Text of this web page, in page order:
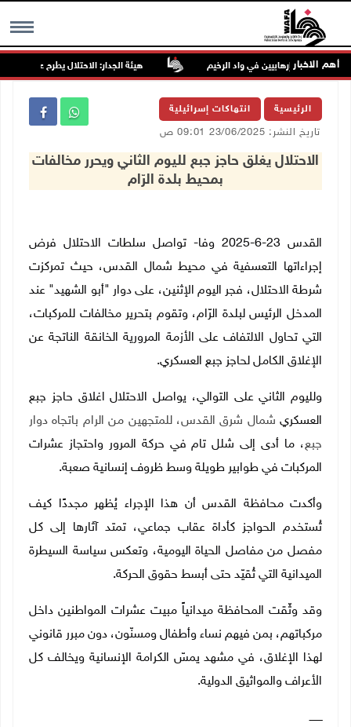
MENU أهم الاخبار هيئة الجدار: الاحتلال يطرح عطاءً لبناء 627 وحدة استعمارية جديدة على أراضي محافظة رام الله والبيرة
الرئيسية انتهاكات إسرائيلية
تاريخ النشر: 23/06/2025 09:01 ص
الاحتلال يغلق حاجز جبع لليوم الثاني ويحرر مخالفات
بمحيط بلدة الرّام
القدس 23-6-2025 وفا- تواصل سلطات الاحتلال فرض
إجراءاتها التعسفية في محيط شمال القدس، حيث تمركزت
شرطة الاحتلال، فجر اليوم الإثنين، على دوار "أبو الشهيد" عند
المدخل الرئيس لبلدة الرّام، وتقوم بتحرير مخالفات للمركبات،
التي تحاول الالتفاف على الأزمة المرورية الخانقة الناتجة عن
الإغلاق الكامل لحاجز جبع العسكري.
ولليوم الثاني على التوالي، يواصل الاحتلال اغلاق حاجز جبع
العسكري شمال شرق القدس، للمتجهين من الرام باتجاه دوار
جبع، ما أدى إلى شلل تام في حركة المرور واحتجاز عشرات
المركبات في طوابير طويلة وسط ظروف إنسانية صعبة.
وأكدت محافظة القدس أن هذا الإجراء يُظهر مجددًا كيف
تُستخدم الحواجز كأداة عقاب جماعي، تمتد آثارها إلى كل
مفصل من مفاصل الحياة اليومية، وتعكس سياسة السيطرة
الميدانية التي تُقيّد حتى أبسط حقوق الحركة.
وقد وثّقت المحافظة ميدانياً مبيت عشرات المواطنين داخل
مركباتهم، بمن فيهم نساء وأطفال ومسنّون، دون مبرر قانوني
لهذا الإغلاق، في مشهد يمسّ الكرامة الإنسانية ويخالف كل
الأعراف والمواثيق الدولية.
ــــــــ